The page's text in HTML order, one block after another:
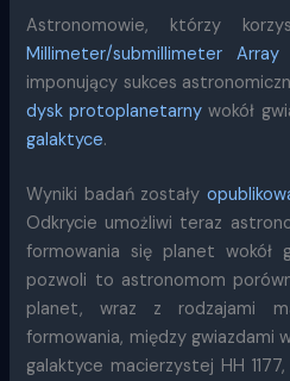
Astronomowie, którzy
Millimeter/submillimeter Array
imponujący sukces
dysk protoplanetarny wokół
galaktyce.
Wyniki badań zostały
Odkrycie umożliwi teraz
formowania się planet wokół
pozwoli to astronomom
planet, wraz z rodzajami
formowania, między gwiazdami
galaktyce macierzystej HH 1177,